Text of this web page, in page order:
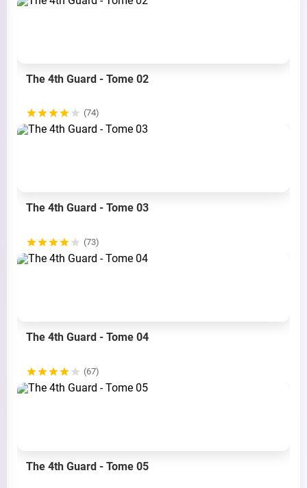
The 4th Guard - Tome 02
(74)
The 4th Guard - Tome 03
(73)
The 4th Guard - Tome 04
(67)
The 4th Guard - Tome 05